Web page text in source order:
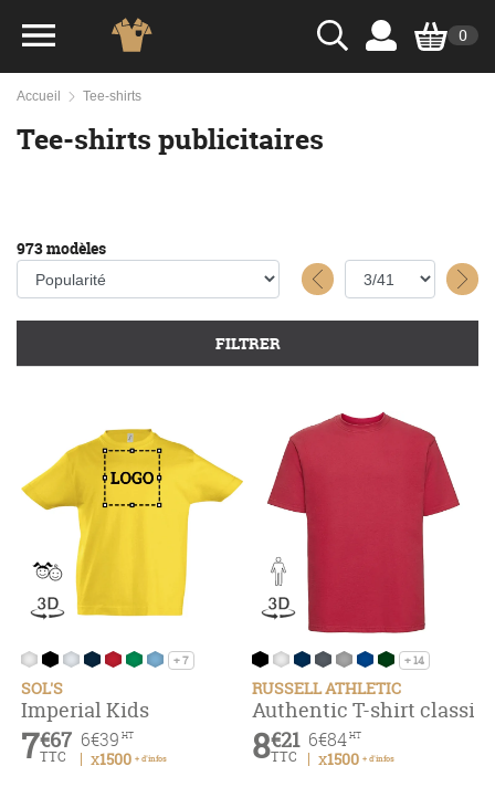
0
Accueil Tee-shirts
Tee-shirts publicitaires
973 modèles
FILTRER
+ 7
SOL'S
Imperial Kids
6€39 HT
x1500 + d'infos
7€67
TTC
+ 14
RUSSELL ATHLETIC
Authentic T-⁠⁠shirt
6€84 HT
x1500 + d'infos
8€21
TTC